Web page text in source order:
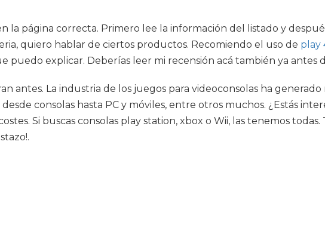
la página correcta. Primero lee la información del listado y
quiero hablar de ciertos productos. Recomiendo el uso de play
explicar. Deberías leer mi recensión acá también ya antes
antes. La industria de los juegos para videoconsolas ha generado
consolas hasta PC y móviles, entre otros muchos. ¿Estás
Si buscas consolas play station, xbox o Wii, las tenemos